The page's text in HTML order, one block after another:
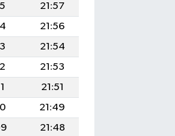
21:57
21:56
21:54
21:53
21:51
21:49
21:48